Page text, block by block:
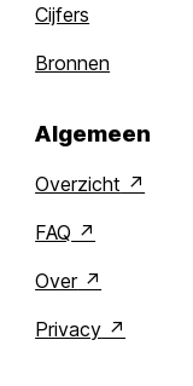
Cijfers
Bronnen
Algemeen
Overzicht
FAQ
Over
Privacy